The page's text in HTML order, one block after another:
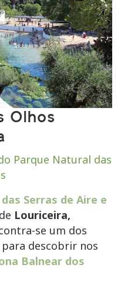
Olhos
Parque Natural das
Serras de Aire e
Louriceira,
se um dos
descobrir nos
Balnear dos